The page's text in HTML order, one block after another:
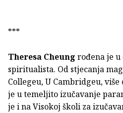
***
Theresa Cheung rođena je
spiritualista. Od stjecanja
Collegeu, U Cambridgeu,
je u temeljito izučavanje
je i na Visokoj školi za